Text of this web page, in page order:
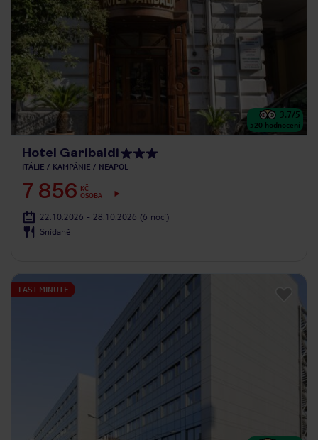
3.7/5
520 hodnocení
Hotel Garibaldi
ITÁLIE KAMPÁNIE NEAPOL
7 856 KČ
OSOBA
22.10.2026 - 28.10.2026 (6 nocí)
Snídaně
LAST MINUTE